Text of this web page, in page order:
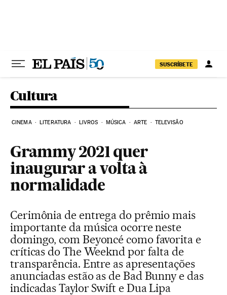
SUSCRÍBETE
Cultura
CINEMA LITERATURA LIVROS MÚSICA ARTE TELEVISÃO
Grammy 2021 quer
inaugurar a volta à
normalidade
Cerimônia de entrega do prêmio mais
importante da música ocorre neste
domingo, com Beyoncé como favorita e
críticas do The Weeknd por falta de
transparência. Entre as apresentações
anunciadas estão as de Bad Bunny e das
indicadas Taylor Swift e Dua Lipa